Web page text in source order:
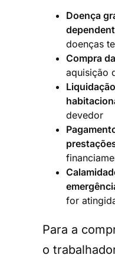
Doença
doenças
Compra
aquisição
devedor
for
Para a
o